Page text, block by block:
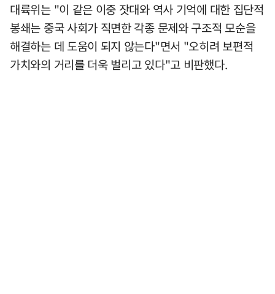
대륙위는 "이 같은 이중 잣대와 역사 기억에 대한 집단적
봉쇄는 중국 사회가 직면한 각종 문제와 구조적 모순을
해결하는 데 도움이 되지 않는다"면서 "오히려 보편적
가치와의 거리를 더욱 벌리고 있다"고 비판했다.